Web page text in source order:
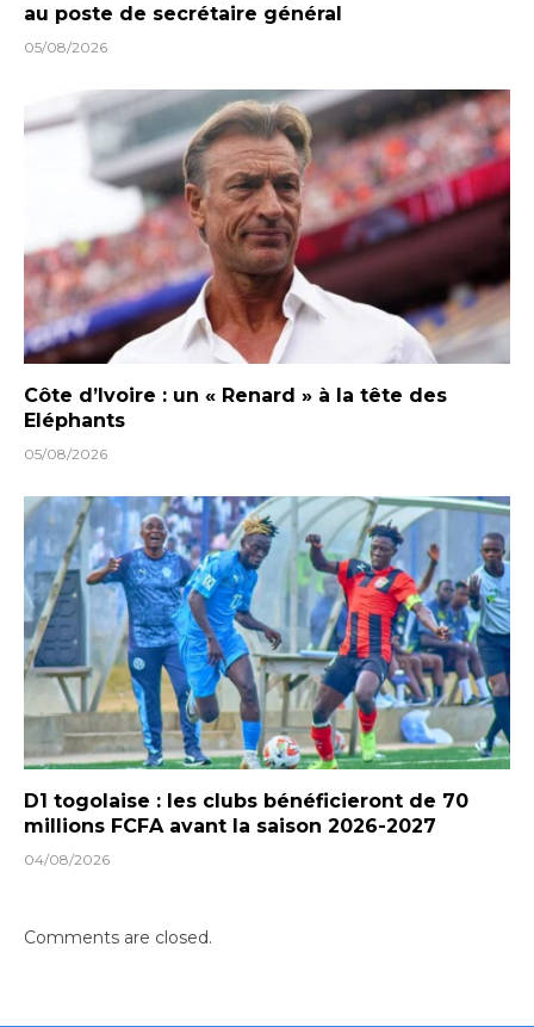
au poste de secrétaire général
05/08/2026
Côte d’Ivoire : un « Renard » à la tête des
Eléphants
05/08/2026
D1 togolaise : les clubs bénéficieront de 70
millions FCFA avant la saison 2026-2027
04/08/2026
Comments are closed.